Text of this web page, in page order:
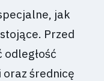
jak
Przed
średnicę